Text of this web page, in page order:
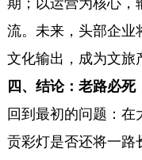
流。未来，头部企业
文化输出，成为文旅
四、结论：老路必
回到最初的问题：在
贡彩灯是否还将一路